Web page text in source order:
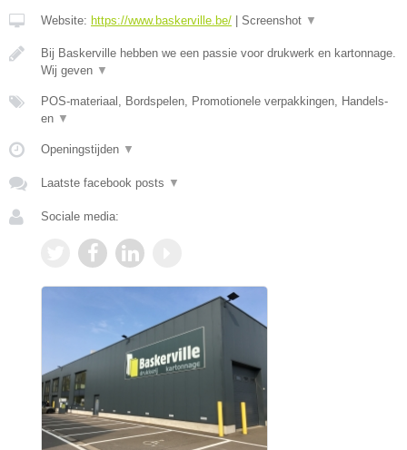
Website: https://www.baskerville.be/ Screenshot ▼
Bij Baskerville hebben we een passie voor drukwerk en kartonnage.
Wij geven ▼
POS-materiaal, Bordspelen, Promotionele verpakkingen, Handels-
en ▼
Openingstijden ▼
Laatste facebook posts ▼
Sociale media: